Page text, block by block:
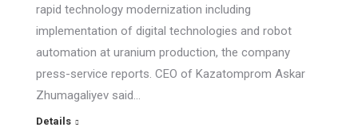
rapid technology modernization including
implementation of digital technologies and robot
automation at uranium production, the company
press-service reports. CEO of Kazatomprom Askar
Zhumagaliyev said…
Details